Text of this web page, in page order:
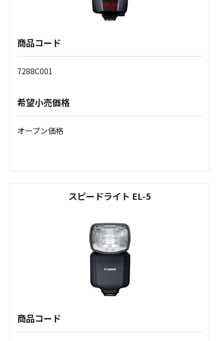
商品コード
7288C001
希望小売価格
オープン価格
スピードライト EL-5
商品コード